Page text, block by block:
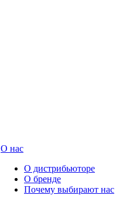
О нас
О дистрибьюторе
О бренде
Почему выбирают нас